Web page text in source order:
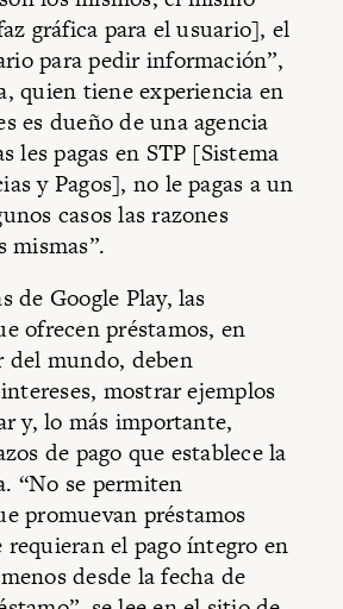
gráfica para el usuario], el
para pedir información”,
quien tiene experiencia en
es dueño de una agencia
les pagas en STP [Sistema
y Pagos], no le pagas a un
casos las razones
mismas”.
de Google Play, las
ofrecen préstamos, en
del mundo, deben
mostrar ejemplos
y, lo más importante,
de pago que establece la
“No se permiten
promuevan préstamos
requieran el pago íntegro en
desde la fecha de